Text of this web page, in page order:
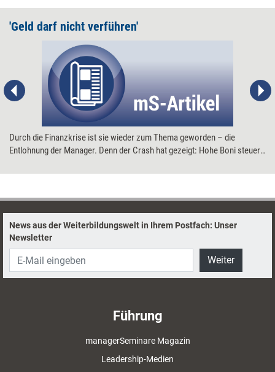
'Geld darf nicht verführen'
Durch die Finanzkrise ist sie wieder zum Thema geworden – die
Entlohnung der Manager. Denn der Crash hat gezeigt: Hohe Boni steuern
Erfahrungen zum Anlass genommen, neu über Belohnungs- und
schildert der Managementguru, wie ein verführungsfreies Entgeltsystem
aussehen könnte.
News aus der Weiterbildungswelt in Ihrem Postfach: Unser
Newsletter
Weiter
Führung
managerSeminare Magazin
Leadership-Medien